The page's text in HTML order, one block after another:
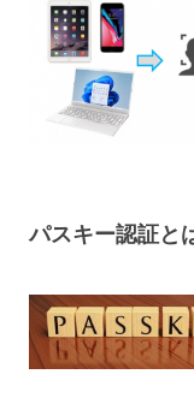
パスキー認証と